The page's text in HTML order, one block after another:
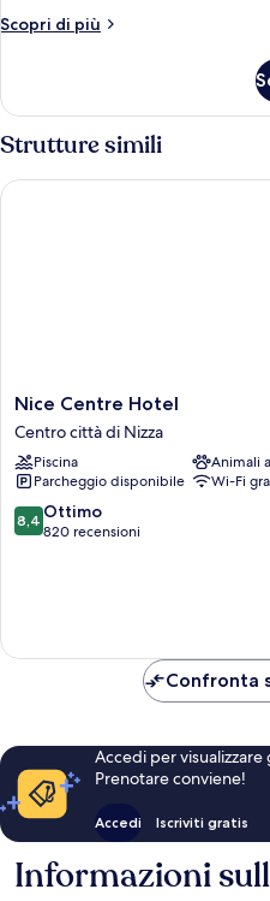
singoli,
Scopri di più
Altri
Deluxe,
letti
vista
Strutture simili
Nice
Centre
Hotel
Centro
città
di
Nizza
Nice Centre Hotel
Centro città di Nizza
Piscina
Animali
Parcheggio disponibile
Wi-Fi
8.4
su
8,4 Ottimo
820 recensioni
Nice Centre Hotel
Confronta
Accedi per
Prenotare conviene!
Accedi Iscriviti gratis
Informazioni